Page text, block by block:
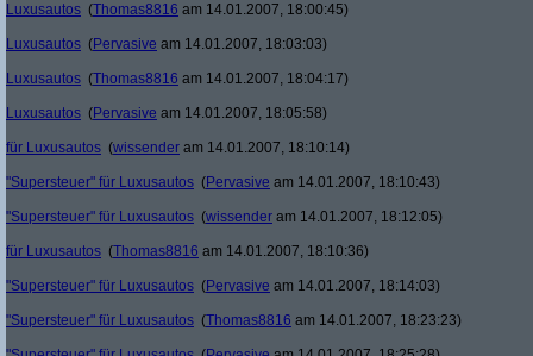
Luxusautos (Thomas8816 am 14.01.2007, 18:00:45)
Luxusautos (Pervasive am 14.01.2007, 18:03:03)
Luxusautos (Thomas8816 am 14.01.2007, 18:04:17)
Luxusautos (Pervasive am 14.01.2007, 18:05:58)
für Luxusautos (wissender am 14.01.2007, 18:10:14)
"Supersteuer" für Luxusautos (Pervasive am 14.01.2007, 18:10:43)
"Supersteuer" für Luxusautos (wissender am 14.01.2007, 18:12:05)
für Luxusautos (Thomas8816 am 14.01.2007, 18:10:36)
"Supersteuer" für Luxusautos (Pervasive am 14.01.2007, 18:14:03)
"Supersteuer" für Luxusautos (Thomas8816 am 14.01.2007, 18:23:23)